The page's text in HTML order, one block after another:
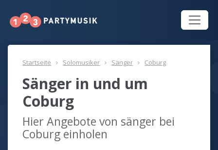
Startseite Solomusiker Sänger Coburg
Sänger in und um
Coburg
Hier Angebote von sänger bei
Coburg einholen